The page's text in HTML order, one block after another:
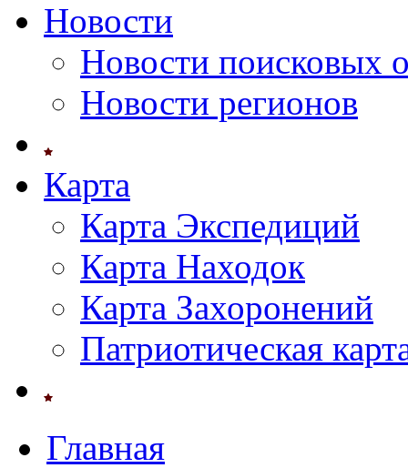
Новости
Новости поисковых
Новости регионов
Карта
Карта Экспедиций
Карта Находок
Карта Захоронений
Патриотическая
Главная